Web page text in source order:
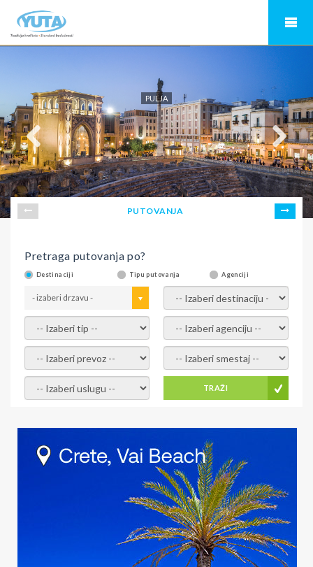
PULJA
PUTOVANJA
Pretraga putovanja po?
Destinaciji Tipu putovanja Agenciji
- izaberi drzavu - - izaberi destinaciju -
- izaberi tip - - izaberi agenciju -
- izaberi prevoz - - Izaberite smestaj -
- Izaberite uslugu - TRAŽI